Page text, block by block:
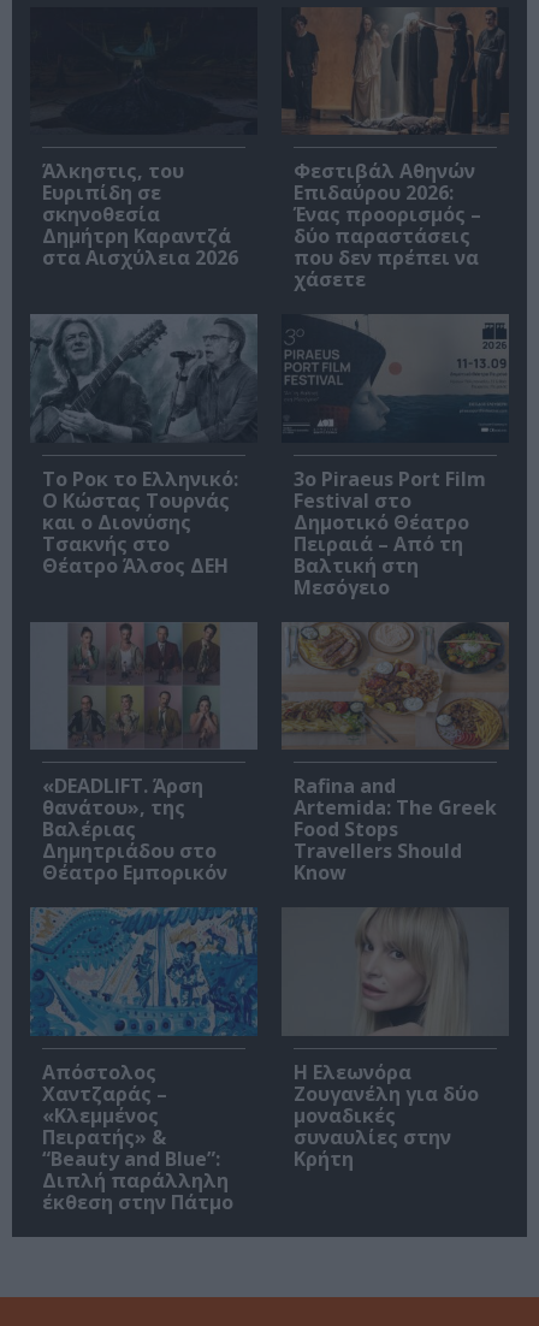
Άλκηστις, του
Ευριπίδη σε
σκηνοθεσία
Δημήτρη Καραντζά
στα Αισχύλεια 2026
Φεστιβάλ Αθηνών
Επιδαύρου 2026:
Ένας προορισμός –
δύο παραστάσεις
που δεν πρέπει να
χάσετε
Το Ροκ το Ελληνικό:
Ο Κώστας Τουρνάς
και ο Διονύσης
Τσακνής στο
Θέατρο Άλσος ΔΕΗ
3o Piraeus Port Film
Festival στο
Δημοτικό Θέατρο
Πειραιά – Από τη
Βαλτική στη
Μεσόγειο
«DEADLIFT. Άρση
θανάτου», της
Βαλέριας
Δημητριάδου στο
Θέατρο Εμπορικόν
Rafina and
Artemida: The Greek
Food Stops
Travellers Should
Know
Απόστολος
Χαντζαράς –
«Κλεμμένος
Πειρατής» &
“Beauty and Blue”:
Διπλή παράλληλη
έκθεση στην Πάτμο
Η Ελεωνόρα
Ζουγανέλη για δύο
μοναδικές
συναυλίες στην
Κρήτη